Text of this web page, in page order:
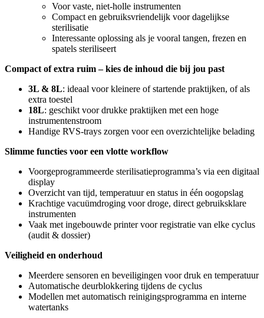
Voor vaste, niet-holle instrumenten
Compact en gebruiksvriendelijk voor dagelijkse
sterilisatie
Interessante oplossing als je vooral tangen, frezen en
spatels steriliseert
Compact of extra ruim – kies de inhoud die bij jou past
3L & 8L: ideaal voor kleinere of startende praktijken, of als
extra toestel
18L: geschikt voor drukke praktijken met een hoge
instrumentenstroom
Handige RVS-trays zorgen voor een overzichtelijke belading
Slimme functies voor een vlotte workflow
Voorgeprogrammeerde sterilisatieprogramma’s via een digitaal
display
Overzicht van tijd, temperatuur en status in één oogopslag
Krachtige vacuümdroging voor droge, direct gebruiksklare
instrumenten
Vaak met ingebouwde printer voor registratie van elke cyclus
(audit & dossier)
Veiligheid en onderhoud
Meerdere sensoren en beveiligingen voor druk en temperatuur
Automatische deurblokkering tijdens de cyclus
Modellen met automatisch reinigingsprogramma en interne
watertanks